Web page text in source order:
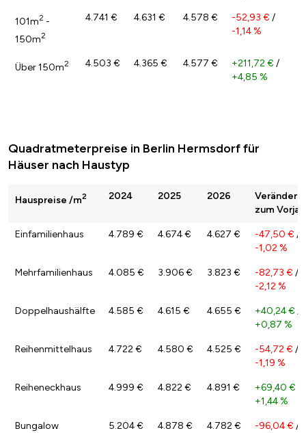
101m2 -
150m2
4.741 € 4.631 € 4.578 € -52,93 € /
-1,14 %
Über 150m2 4.503 € 4.365 € 4.577 € +211,72 € /
+4,85 %
Quadratmeterpreise in Berlin Hermsdorf für
Häuser nach Haustyp
Hauspreise /m2 2024 2025 2026
zum
Einfamilienhaus 4.789 € 4.674 € 4.627 € -47,50 € /
-1,02 %
Mehrfamilienhaus 4.085 € 3.906 € 3.823 € -82,73 € /
-2,12 %
Doppelhaushälfte 4.585 € 4.615 € 4.655 € +40,24 € /
+0,87 %
Reihenmittelhaus 4.722 € 4.580 € 4.525 € -54,72 € /
-1,19 %
Reiheneckhaus 4.999 € 4.822 € 4.891 € +69,40 €
+1,44 %
Bungalow 5.204 € 4.878 € 4.782 € -96,04 € /